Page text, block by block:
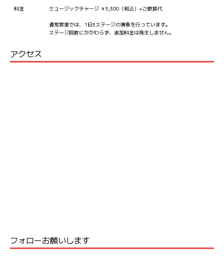
料金 ミュージックチャージ ￥3,300（税込）+ご飲食代
通常営業では、1日3ステージの演奏を行っています。
ステージ回数にかかわらず、追加料金は発生しません。
アクセス
フォローお願いします